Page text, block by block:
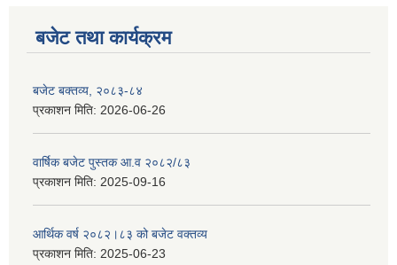
बजेट तथा कार्यक्रम
बजेट बक्तव्य, २०८३-८४
प्रकाशन मिति: 2026-06-26
वार्षिक बजेट पुस्तक आ.व २०८२/८३
प्रकाशन मिति: 2025-09-16
आर्थिक वर्ष २०८२।८३ को बजेट वक्तव्य
प्रकाशन मिति: 2025-06-23